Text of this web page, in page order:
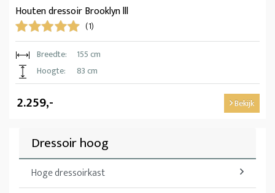
Houten dressoir Brooklyn lll
(1)
Breedte:
155 cm
Hoogte:
83 cm
2.259,- Bekijk
Dressoir hoog
Hoge dressoirkast